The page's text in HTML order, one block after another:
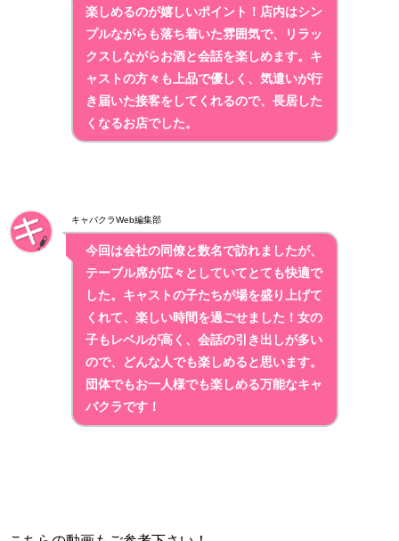
楽しめるのが嬉しいポイント！店内はシン
プルながらも落ち着いた雰囲気で、リラッ
クスしながらお酒と会話を楽しめます 。キ
ャストの方々も上品で優しく、気遣いが行
き届いた接客をしてくれるので、長居した
くなるお店でした。
キャバクラWeb編集部
今回は会社の同僚と数名で訪れましたが、
テーブル席が広々としていてとても快適で
した。キャストの子たちが場を盛り上げて
くれて、楽しい時間を過ごせました！女の
子もレベルが高く、会話の引き出しが多い
ので、どんな人でも楽しめると思います。
団体でもお一人様でも楽しめる万能なキャ
バクラです！